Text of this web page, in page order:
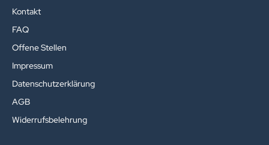
Kontakt
FAQ
Offene Stellen
Impressum
Datenschutzerklärung
AGB
Widerrufsbelehrung